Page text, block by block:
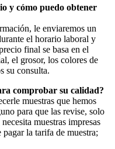
y cómo puedo obtener
le enviaremos un
el horario laboral y
final se basa en el
el grosor, los colores de
su consulta.
comprobar su calidad?
muestras que hemos
para que las revise, solo
muestras impresas
la tarifa de muestra;